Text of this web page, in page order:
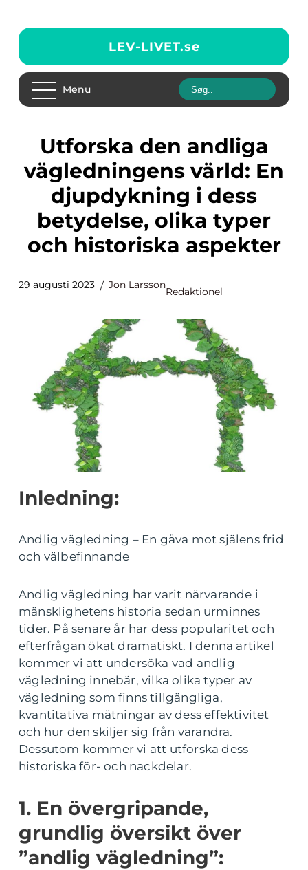
LEV-LIVET.se
Menu
Utforska den andliga
vägledningens värld: En
djupdykning i dess
betydelse, olika typer
och historiska aspekter
29 augusti 2023 Jon Larsson
Redaktionel
Inledning:
Andlig vägledning – En gåva mot själens frid
och välbefinnande
Andlig vägledning har varit närvarande i
mänsklighetens historia sedan urminnes
tider. På senare år har dess popularitet och
efterfrågan ökat dramatiskt. I denna artikel
kommer vi att undersöka vad andlig
vägledning innebär, vilka olika typer av
vägledning som finns tillgängliga,
kvantitativa mätningar av dess effektivitet
och hur den skiljer sig från varandra.
Dessutom kommer vi att utforska dess
historiska för- och nackdelar.
1. En övergripande,
grundlig översikt över
”andlig vägledning”: